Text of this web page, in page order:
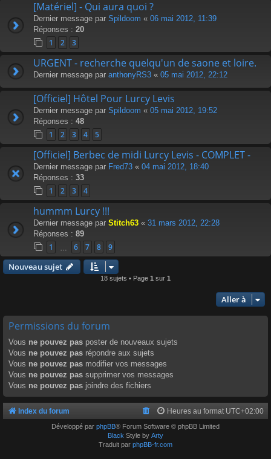
[Matériel] - Qui aura quoi ?
Dernier message par Spildoom « 06 mai 2012, 11:39
Réponses : 20
1 2 3
URGENT - recherche quelqu'un de saone et loire.
Dernier message par anthonyRS3 « 05 mai 2012, 22:12
[Officiel] Hôtel Pour Lurcy Levis
Dernier message par Spildoom « 05 mai 2012, 19:52
Réponses : 48
1 2 3 4 5
[Officiel] Berbec de midi Lurcy Levis - COMPLET -
Dernier message par Fred73 « 04 mai 2012, 18:40
Réponses : 33
1 2 3 4
hummm Lurcy !!!
Dernier message par Stitch63 « 31 mars 2012, 22:28
Réponses : 89
1 6 7 8 9
Nouveau sujet
18 sujets • Page 1 sur 1
Aller à
Permissions du forum
Vous ne pouvez pas poster de nouveaux sujets
Vous ne pouvez pas répondre aux sujets
Vous ne pouvez pas modifier vos messages
Vous ne pouvez pas supprimer vos messages
Vous ne pouvez pas joindre des fichiers
Index du forum Heures au format UTC+02:00
Développé par phpBB® Forum Software © phpBB Limited
Black Style by Arty
Traduit par phpBB-fr.com